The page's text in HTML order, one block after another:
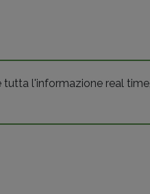
tutta l'informazione real time,